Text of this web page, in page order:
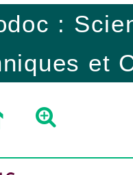
:
et